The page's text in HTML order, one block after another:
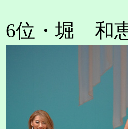
6位・堀 和